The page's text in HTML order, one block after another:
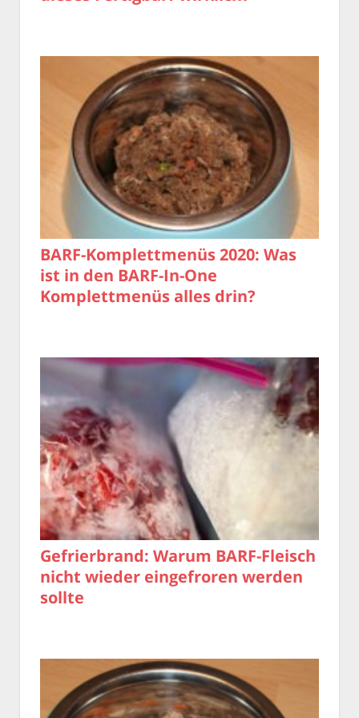
BARF-Komplettmenüs 2020: Was
ist in den BARF-In-One
Komplettmenüs alles drin?
Gefrierbrand: Warum BARF-Fleisch
nicht wieder eingefroren werden
sollte